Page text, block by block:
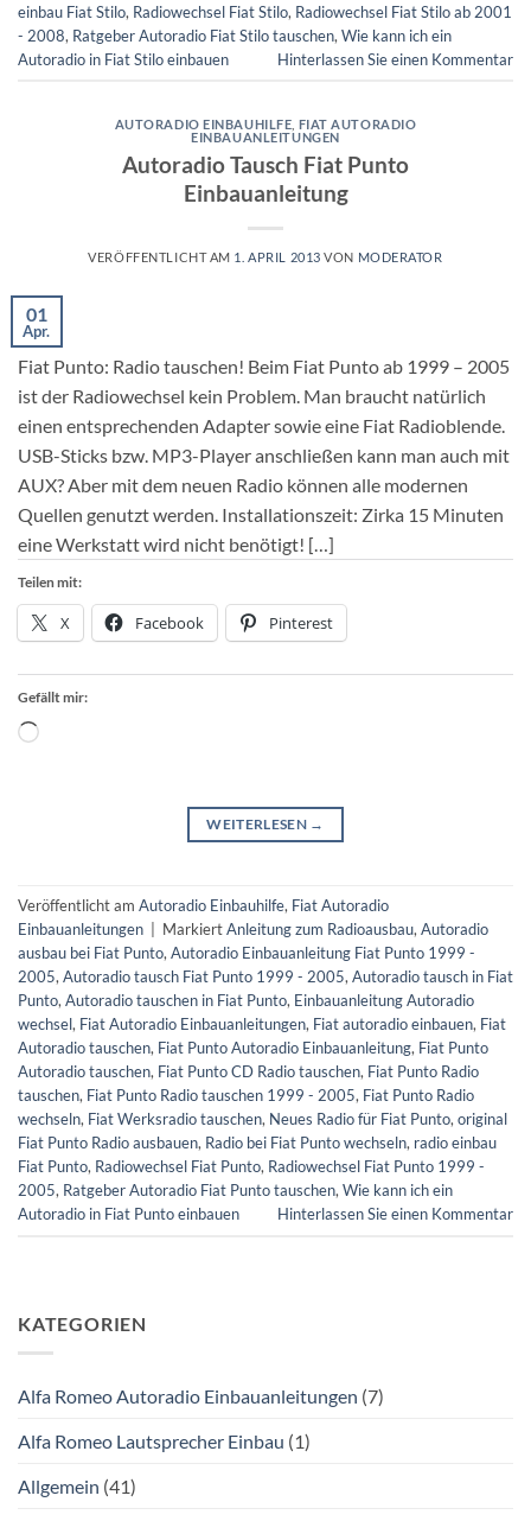
einbau Fiat Stilo, Radiowechsel Fiat Stilo, Radiowechsel Fiat Stilo ab 2001
- 2008, Ratgeber Autoradio Fiat Stilo tauschen, Wie kann ich ein
Autoradio in Fiat Stilo einbauen
Hinterlassen Sie einen Kommentar
AUTORADIO EINBAUHILFE FIAT AUTORADIO
EINBAUANLEITUNGEN
Autoradio Tausch Fiat Punto
Einbauanleitung
VERÖFFENTLICHT AM 1. APRIL 2013 VON MODERATOR
01
Apr.
Fiat Punto: Radio tauschen! Beim Fiat Punto ab 1999 – 2005
ist der Radiowechsel kein Problem. Man braucht natürlich
einen entsprechenden Adapter sowie eine Fiat Radioblende.
USB-Sticks bzw. MP3-Player anschließen kann man auch mit
AUX? Aber mit dem neuen Radio können alle modernen
Quellen genutzt werden. Installationszeit: Zirka 15 Minuten
eine Werkstatt wird nicht benötigt! […]
Teilen mit:
X Facebook Pinterest
Gefällt mir:
Wird
WEITERLESEN →
Veröffentlicht am Autoradio Einbauhilfe, Fiat Autoradio
Einbauanleitungen
MarkiertAnleitung zum Radioausbau,Autoradio
ausbau bei Fiat Punto,Autoradio Einbauanleitung Fiat Punto 1999 -
2005,Autoradio tausch Fiat Punto 1999 - 2005,Autoradio tausch in Fiat
Punto,Autoradio tauschen in Fiat Punto, Einbauanleitung Autoradio
wechsel, Fiat Autoradio Einbauanleitungen, Fiat autoradio einbauen, Fiat
Autoradio tauschen, Fiat Punto Autoradio Einbauanleitung, Fiat Punto
Autoradio tauschen, Fiat Punto CD Radio tauschen, Fiat Punto Radio
tauschen, Fiat Punto Radio tauschen 1999 - 2005, Fiat Punto Radio
wechseln, Fiat Werksradio tauschen, Neues Radio für Fiat Punto,original
Fiat Punto Radio ausbauen, Radio bei Fiat Punto wechseln, radio einbau
Fiat Punto, Radiowechsel Fiat Punto, Radiowechsel Fiat Punto 1999 -
2005, Ratgeber Autoradio Fiat Punto tauschen,Wie kann ich ein
Autoradio in Fiat Punto einbauen
Hinterlassen Sie einen Kommentar
KATEGORIEN
Alfa Romeo Autoradio Einbauanleitungen (7)
Alfa Romeo Lautsprecher Einbau (1)
Allgemein (41)